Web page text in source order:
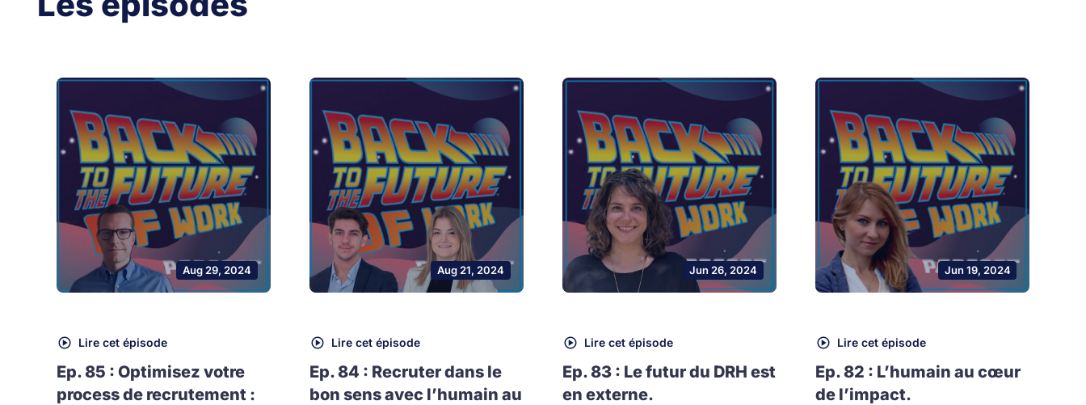
Aug 29, 2024
Lire cet épisode
Ep. 85 : Optimisez votre
process de recrutement :
Aug 21, 2024
Lire cet épisode
Ep. 84 : Recruter dans le
bon sens avec l’humain au
Jun 26, 2024
Lire cet épisode
Ep. 83 : Le futur du DRH est
en externe.
Jun 19, 2024
Lire cet épisode
Ep. 82 : L’humain au cœur
de l’impact.